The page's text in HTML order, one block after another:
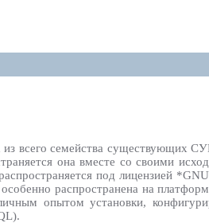
всего семейства существующих
она вместе со своими
под лицензией
распространена на
опытом установки,